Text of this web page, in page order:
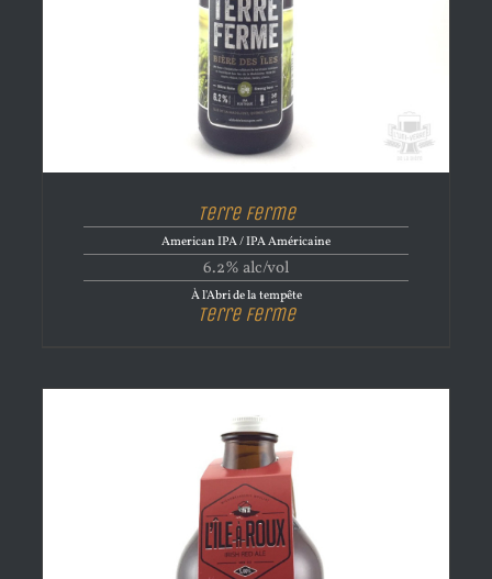
Terre Ferme
American IPA / IPA Américaine
6.2% alc/vol
À l'Abri de la tempête
Terre Ferme